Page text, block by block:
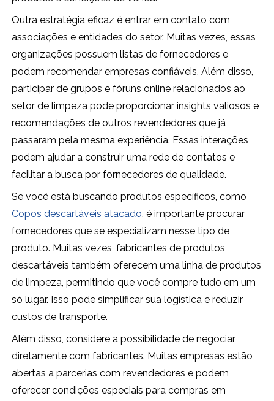
Outra estratégia eficaz é entrar em contato com
associações e entidades do setor. Muitas vezes, essas
organizações possuem listas de fornecedores e
podem recomendar empresas confiáveis. Além disso,
participar de grupos e fóruns online relacionados ao
setor de limpeza pode proporcionar insights valiosos e
recomendações de outros revendedores que já
passaram pela mesma experiência. Essas interações
podem ajudar a construir uma rede de contatos e
facilitar a busca por fornecedores de qualidade.
Se você está buscando produtos específicos, como
Copos descartáveis atacado, é importante procurar
fornecedores que se especializam nesse tipo de
produto. Muitas vezes, fabricantes de produtos
descartáveis também oferecem uma linha de produtos
de limpeza, permitindo que você compre tudo em um
só lugar. Isso pode simplificar sua logística e reduzir
custos de transporte.
Além disso, considere a possibilidade de negociar
diretamente com fabricantes. Muitas empresas estão
abertas a parcerias com revendedores e podem
oferecer condições especiais para compras em